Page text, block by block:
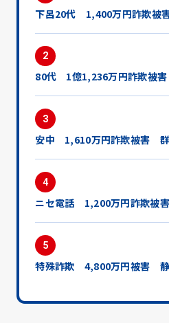
下呂20代 1,400万円詐欺被
2
80代 1億1,236万円詐欺被
3
安中 1,610万円詐欺被害
4
ニセ電話 1,200万円詐欺被
5
特殊詐欺 4,800万円被害